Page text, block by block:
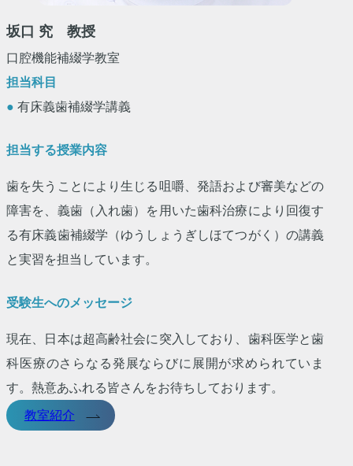
坂口 究 教授
口腔機能補綴学教室
担当科目
● 有床義歯補綴学講義
担当する授業内容
歯を失うことにより生じる咀嚼、発語および審美などの
障害を、義歯（入れ歯）を用いた歯科治療により回復す
る有床義歯補綴学（ゆうしょうぎしほてつがく）の講義
と実習を担当しています。
受験生へのメッセージ
現在、日本は超高齢社会に突入しており、歯科医学と歯
科医療のさらなる発展ならびに展開が求められていま
す。熱意あふれる皆さんをお待ちしております。
教室紹介